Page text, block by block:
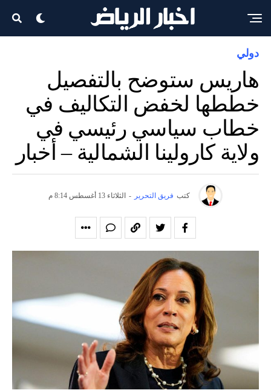
دولي
هاريس ستوضح بالتفصيل
خططها لخفض التكاليف في
خطاب سياسي رئيسي في
ولاية كارولينا الشمالية – أخبار
كتب فريق التحرير - الثلاثاء 13 أغسطس 8:14 م